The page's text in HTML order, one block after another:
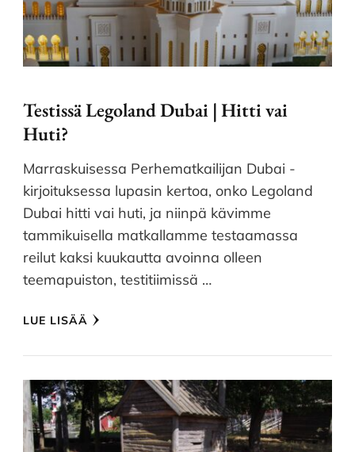
Testissä Legoland Dubai | Hitti vai
Huti?
Marraskuisessa Perhematkailijan Dubai -
kirjoituksessa lupasin kertoa, onko Legoland
Dubai hitti vai huti, ja niinpä kävimme
tammikuisella matkallamme testaamassa
reilut kaksi kuukautta avoinna olleen
teemapuiston, testitiimissä …
LUE LISÄÄ